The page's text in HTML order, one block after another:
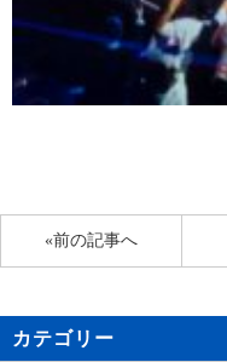
«前の記事へ
カテゴリー